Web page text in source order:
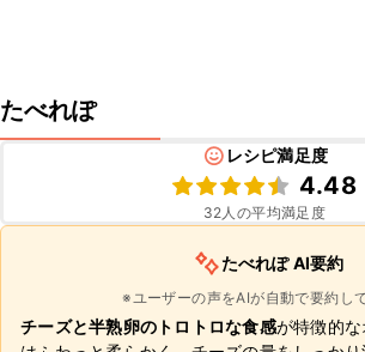
たべれぽ
レシピ満足度
4.48
32人の平均満足度
たべれぽ AI要約
※ユーザーの声をAIが自動で要約し
チーズと半熟卵のトロトロな食感が特徴的